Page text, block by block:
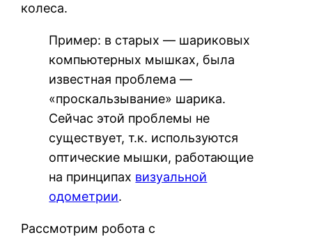
колеса.
Пример: в старых — шариковых
компьютерных мышках, была
известная проблема —
«проскальзывание» шарика.
Сейчас этой проблемы не
существует, т.к. используются
оптические мышки, работающие
на принципах визуальной
одометрии.
Рассмотрим робота с